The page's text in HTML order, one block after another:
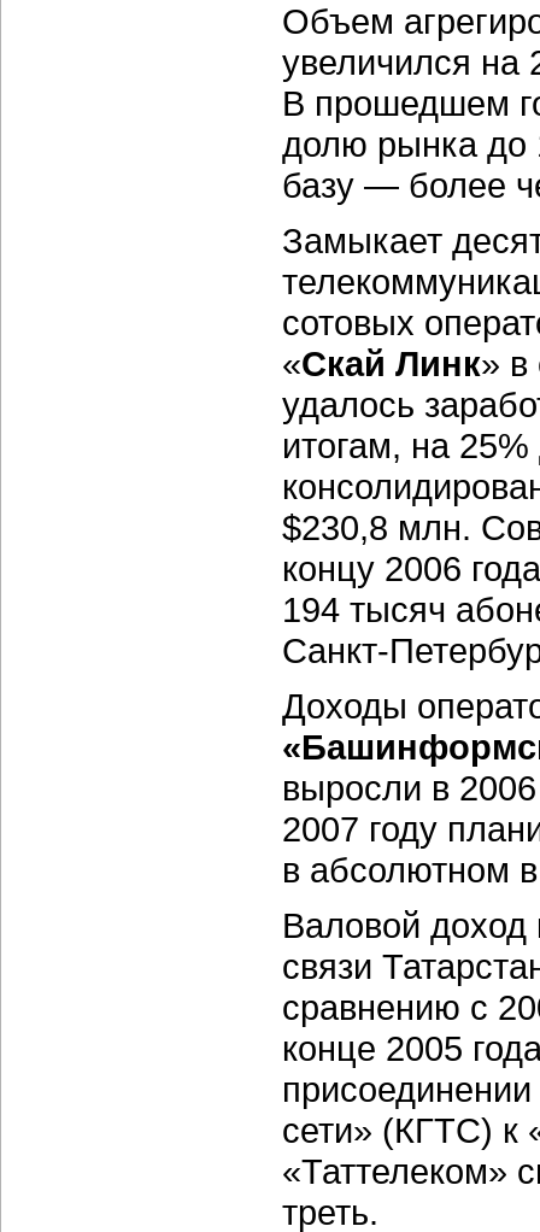
Объем
увеличился на
В прошедшем
долю рынка до
базу — более
Замыкает
сотовых
«Скай Линк» в
удалось
итогам, на
$230,8 млн.
концу 2006
194 тысяч
Санкт-
Доходы
выросли в
2007 году
в абсолютном
Валовой доход
связи
сравнению с
конце 2005
сети» (КГТС) к
«Таттелеком»
треть.